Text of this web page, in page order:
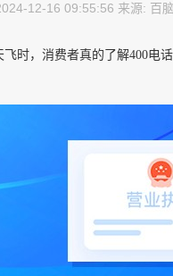
12-16 09:55:56 来源: 百
飞时，消费者真的了解400电